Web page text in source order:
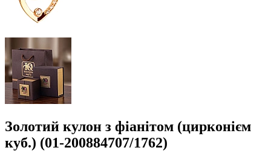
Золотий кулон з фіанітом (цирконієм
куб.) (01-200884707/1762)